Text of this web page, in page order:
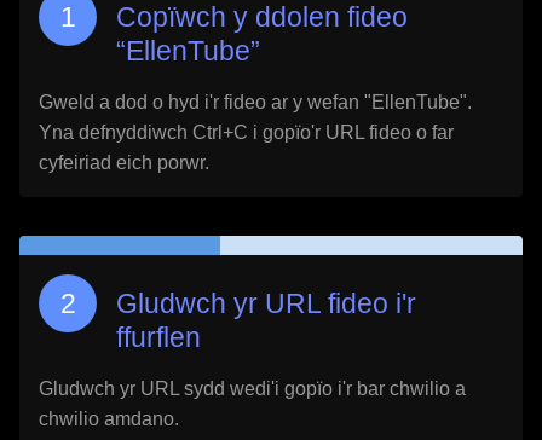
Copïwch y ddolen fideo
“EllenTube”
Gweld a dod o hyd i'r fideo ar y wefan "EllenTube".
Yna defnyddiwch Ctrl+C i gopïo'r URL fideo o far
cyfeiriad eich porwr.
Gludwch yr URL fideo i'r
ffurflen
Gludwch yr URL sydd wedi'i gopïo i'r bar chwilio a
chwilio amdano.